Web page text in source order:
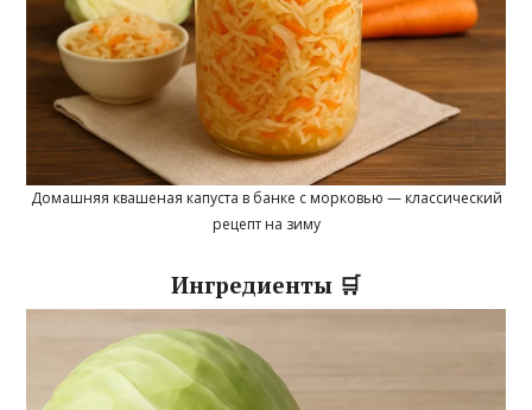
Домашняя квашеная капуста в банке с морковью — классический
рецепт на зиму
Ингредиенты 🛒